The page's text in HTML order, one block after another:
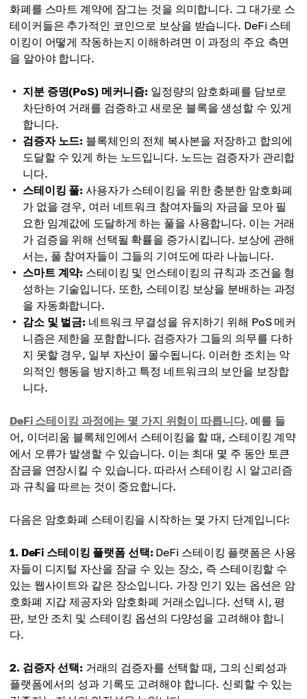
화폐를 스마트 계약에 잠그는 것을 의미합니다. 그 대가로 스
테이커들은 추가적인 코인으로 보상을 받습니다. DeFi 스테
이킹이 어떻게 작동하는지 이해하려면 이 과정의 주요 측면
을 알아야 합니다.
지분 증명(PoS) 메커니즘: 일정량의 암호화폐를 담보로
차단하여 거래를 검증하고 새로운 블록을 생성할 수 있게
합니다.
검증자 노드: 블록체인의 전체 복사본을 저장하고 합의에
도달할 수 있게 하는 노드입니다. 노드는 검증자가 관리합
니다.
스테이킹 풀: 사용자가 스테이킹을 위한 충분한 암호화폐
가 없을 경우, 여러 네트워크 참여자들의 자금을 모아 필
요한 임계값에 도달하게 하는 풀을 사용합니다. 이는 거래
가 검증을 위해 선택될 확률을 증가시킵니다. 보상에 관해
서는, 풀 참여자들이 그들의 기여도에 따라 나눕니다.
스마트 계약: 스테이킹 및 언스테이킹의 규칙과 조건을 형
성하는 기술입니다. 또한, 스테이킹 보상을 분배하는 과정
을 자동화합니다.
감소 및 벌금: 네트워크 무결성을 유지하기 위해 PoS 메커
니즘은 제한을 포함합니다. 검증자가 그들의 의무를 다하
지 못할 경우, 일부 자산이 몰수됩니다. 이러한 조치는 악
의적인 행동을 방지하고 특정 네트워크의 보안을 보장합
니다.
DeFi 스테이킹 과정에는 몇 가지 위험이 따릅니다. 예를 들
어, 이더리움 블록체인에서 스테이킹을 할 때, 스테이킹 계약
에서 오류가 발생할 수 있습니다. 이는 최대 몇 주 동안 토큰
잠금을 연장시킬 수 있습니다. 따라서 스테이킹 시 알고리즘
과 규칙을 따르는 것이 중요합니다.
다음은 암호화폐 스테이킹을 시작하는 몇 가지 단계입니다:
1. DeFi 스테이킹 플랫폼 선택: DeFi 스테이킹 플랫폼은 사용
자들이 디지털 자산을 잠글 수 있는 장소, 즉 스테이킹할 수
있는 웹사이트와 같은 장소입니다. 가장 인기 있는 옵션은 암
호화폐 지갑 제공자와 암호화폐 거래소입니다. 선택 시, 평
판, 보안 조치 및 스테이킹 옵션의 다양성을 고려해야 합니
다.
2. 검증자 선택: 거래의 검증자를 선택할 때, 그의 신뢰성과
플랫폼에서의 성과 기록도 고려해야 합니다. 신뢰할 수 있는